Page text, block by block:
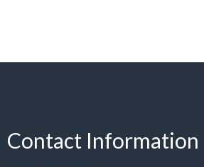
Contact Information